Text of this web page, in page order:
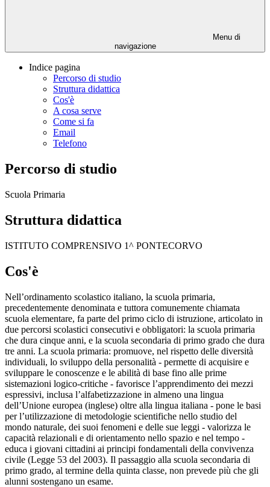
Menu di
navigazione
Indice pagina
Percorso di studio
Struttura didattica
Cos'è
A cosa serve
Come si fa
Email
Telefono
Percorso di studio
Scuola Primaria
Struttura didattica
ISTITUTO COMPRENSIVO 1^ PONTECORVO
Cos'è
Nell’ordinamento scolastico italiano, la scuola primaria,
precedentemente denominata e tuttora comunemente chiamata
scuola elementare, fa parte del primo ciclo di istruzione, articolato in
due percorsi scolastici consecutivi e obbligatori: la scuola primaria
che dura cinque anni, e la scuola secondaria di primo grado che dura
tre anni. La scuola primaria: promuove, nel rispetto delle diversità
individuali, lo sviluppo della personalità - permette di acquisire e
sviluppare le conoscenze e le abilità di base fino alle prime
sistemazioni logico-critiche - favorisce l’apprendimento dei mezzi
espressivi, inclusa l’alfabetizzazione in almeno una lingua
dell’Unione europea (inglese) oltre alla lingua italiana - pone le basi
per l’utilizzazione di metodologie scientifiche nello studio del
mondo naturale, dei suoi fenomeni e delle sue leggi - valorizza le
capacità relazionali e di orientamento nello spazio e nel tempo -
educa i giovani cittadini ai principi fondamentali della convivenza
civile (Legge 53 del 2003). Il passaggio alla scuola secondaria di
primo grado, al termine della quinta classe, non prevede più che gli
alunni sostengano un esame.